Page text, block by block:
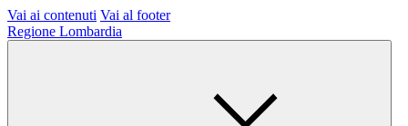
Vai ai contenuti Vai al footer
Regione Lombardia